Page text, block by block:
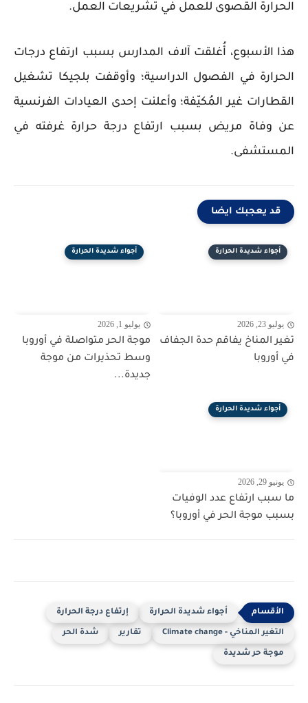
الحرارة القصوى للعمل في تشريعات العمل.
هذا الأسبوع، أُغلقت آلاف المدارس بسبب ارتفاع درجات
الحرارة في الفصول الدراسية؛ وأوقفت بلجيكا تشغيل
القطارات غير المُكيّفة؛ وأعلنت إحدى العيادات الفرنسية
عن وفاة مريض بسبب ارتفاع درجة حرارة غرفته في
المستشفى.
قد يعجبك ايضا
أجواء شديدة الحرارة
يوليو 23, 2026
تغير المناخ يفاقم حدة الجفاف
في أوروبا
أجواء شديدة الحرارة
يوليو 1, 2026
موجة الحر متواصلة في أوروبا
وسط تحذيرات من موجة
جديدة...
أجواء شديدة الحرارة
يونيو 29, 2026
ما سبب ارتفاع عدد الوفيات
بسبب موجة الحر في أوروبا؟
أجواء شديدة الحرارة إرتفاع درجة الحرارة
التغير المناخي - Climate change تقارير شدة الحر
موجة حر شديدة